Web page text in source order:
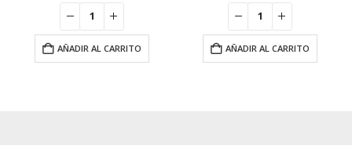
AÑADIR AL CARRITO AÑADIR AL CARRITO